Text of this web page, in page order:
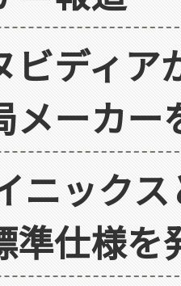
ビディア
メーカー
ニック
準仕様を